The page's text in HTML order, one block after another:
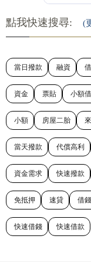
點我快速搜尋: (
當日撥款 融資
資金 票貼 小額
小額 房屋二胎
當天撥款 代償高利
資金需求 快速撥款
免抵押 速貸 借
快速借錢 快速借款